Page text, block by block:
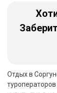
Отдых в
Хайнань
Занзибар